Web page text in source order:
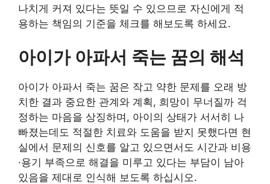
나치게 커져 있다는 뜻일 수 있으므로 자신에게 적
용하는 책임의 기준을 체크를 해보도록 하세요.
아이가 아파서 죽는 꿈의 해석
아이가 아파서 죽는 꿈은 작고 약한 문제를 오래 방
치한 결과 중요한 관계와 계획, 희망이 무너질까 걱
정하는 마음을 상징하며, 아이의 상태가 서서히 나
빠졌는데도 적절한 치료와 도움을 받지 못했다면 현
실에서 문제의 신호를 알고 있으면서도 시간과 비용
·용기 부족으로 해결을 미루고 있다는 부담이 남아
있음을 제대로 인식해 보도록 하십시오.